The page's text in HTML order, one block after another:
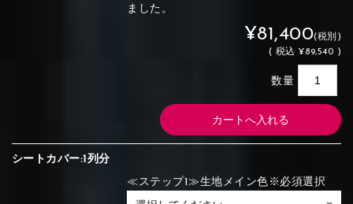
ました。
¥81,400(税別)
( 税込 ¥89,540 )
数量
シートカバー:1列分
≪ステップ1≫生地メイン色※必須選択